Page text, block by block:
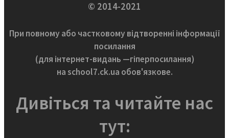
© 2014-2021
При повному або частковому відтворенні інформації
посилання
(для інтернет-видань —гіперпосилання)
на school7.ck.ua обов'язкове.
Дивіться та читайте нас
тут: